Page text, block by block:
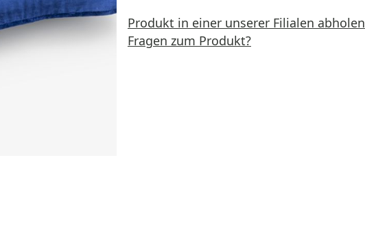
Produkt in einer unserer Filialen abholen
Fragen zum Produkt?